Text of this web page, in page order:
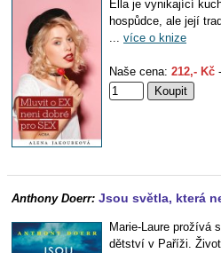
Ella je vynikající
hospůdce, ale její
... více o knize
Naše cena: 212,- Kč
Anthony Doerr: Jsou světla, která
Marie-Laure prožívá
dětství v Paříži.